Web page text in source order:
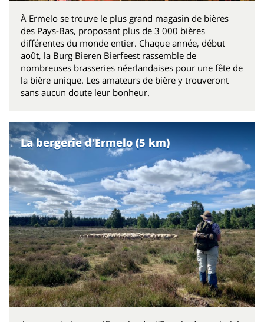
À Ermelo se trouve le plus grand magasin de bières
des Pays-Bas, proposant plus de 3 000 bières
différentes du monde entier. Chaque année, début
août, la Burg Bieren Bierfeest rassemble de
nombreuses brasseries néerlandaises pour une fête de
la bière unique. Les amateurs de bière y trouveront
sans aucun doute leur bonheur.
La bergerie d'Ermelo (5 km)